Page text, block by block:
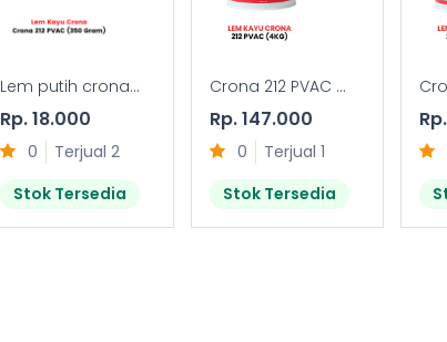
Lem putih crona...
Rp. 18.000
0
Terjual 2
Stok Tersedia
Crona 212 PVAC ...
Rp. 147.000
0
Terjual 1
Stok Tersedia